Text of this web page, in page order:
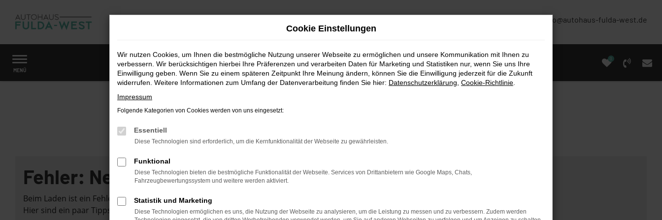
Zum
Hauptinhalt
info@autohaus-fulda-west.de
MENÜ
0
Startseite Fahrzeugmarkt
Fehler: Network Error
Beim Laden ist ein Fehler aufgetreten.
Hier sind ein paar Tipps, die dir helfen können:
Cookie Einstellungen
Wir nutzen Cookies, um Ihnen die bestmögliche Nutzung unserer Webseite zu ermöglichen und unsere Kommunikation mit Ihnen zu
verbessern. Wir berücksichtigen hierbei Ihre Präferenzen und verarbeiten Daten für Marketing und Statistiken nur, wenn Sie uns Ihre
Einwilligung geben. Wenn Sie zu einem späteren Zeitpunkt Ihre Meinung ändern, können Sie die Einwilligung jederzeit für die Zukunft
widerrufen. Weitere Informationen zum Umfang der Datenverarbeitung finden Sie hier: Datenschutzerklärung Cookie-Richtlinie
Impressum
Folgende Kategorien von Cookies werden von uns eingesetzt:
Essentiell
Diese Technologien sind erforderlich, um die Kernfunktionalität der Webseite zu gewährleisten.
Funktional
Diese Technologien bieten die bestmögliche Funktionalität der Webseite. Services von Drittanbietern wie Google Maps, Chats,
Fahrzeugbewertungssystem und weitere werden aktiviert.
Statistik und Marketing
Diese Technologien ermöglichen es uns, die Nutzung der Webseite zu analysieren, um die Leistung zu messen und zu verbessern. Zudem werden